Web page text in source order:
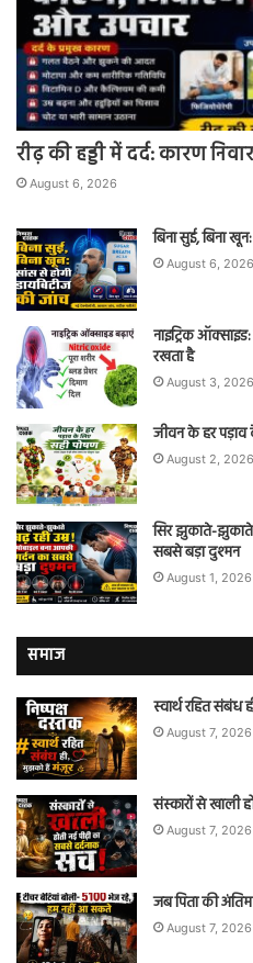
रीढ़ की हड्डी में दर्द: कारण
August 6, 2026
बिना सुई, बिना
August 6, 2026
नाइट्रिक
रखता है
August 3, 2026
जीवन के हर
August 2, 2026
सिर झुकाते-झुकाते
सबसे बड़ा दुश्मन
August 1, 2026
समाज
स्वार्थ रहित
August 7, 2026
संस्कारों से खाली
August 7, 2026
जब पिता की
August 7, 2026